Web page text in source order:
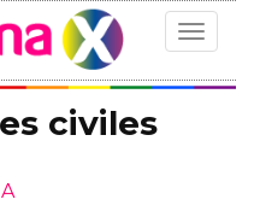
Toggle
civiles